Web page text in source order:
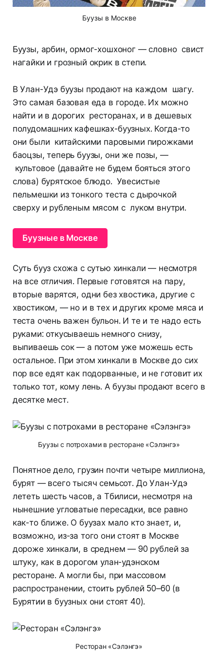
Буузы в Москве
Буузы, арбин, ормог-хошхоног — словно свист
нагайки и грозный окрик в степи.
В Улан-Удэ буузы продают на каждом шагу.
Это самая базовая еда в городе. Их можно
найти и в дорогих ресторанах, и в дешевых
полудомашних кафешках-буузных. Когда-то
они были китайскими паровыми пирожками
баоцзы, теперь буузы, они же позы, —
культовое (давайте не будем бояться этого
слова) бурятское блюдо. Увесистые
пельмешки из тонкого теста с дырочкой
сверху и рубленым мясом с луком внутри.
Буузные в Москве
Суть бууз схожа с сутью хинкали — несмотря
на все отличия. Первые готовятся на пару,
вторые варятся, одни без хвостика, другие с
хвостиком, — но и в тех и других кроме мяса и
теста очень важен бульон. И те и те надо есть
руками: откусываешь немного снизу,
выпиваешь сок — а потом уже можешь есть
остальное. При этом хинкали в Москве до сих
пор все едят как подорванные, и не готовит их
только тот, кому лень. А буузы продают всего в
десятке мест.
Буузы с потрохами в ресторане «Сэлэнгэ»
Понятное дело, грузин почти четыре миллиона,
бурят — всего тысяч семьсот. До Улан-Удэ
лететь шесть часов, а Тбилиси, несмотря на
нынешние угловатые пересадки, все равно
как-то ближе. О буузах мало кто знает, и,
возможно, из-за того они стоят в Москве
дороже хинкали, в среднем — 90 рублей за
штуку, как в дорогом улан-удэнском
ресторане. А могли бы, при массовом
распространении, стоить рублей 50–60 (в
Бурятии в буузных они стоят 40).
Ресторан «Сэлэнгэ»